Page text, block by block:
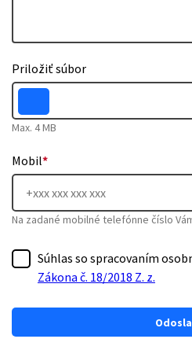
Priložiť súbor
Max. 4 MB
Mobil*
Na zadané mobilné telefónne číslo
Súhlas so spracovaním
Zákona č. 18/2018 Z. z.